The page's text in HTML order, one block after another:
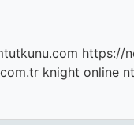
https://
knight online